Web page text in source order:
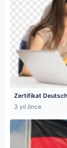
Zertifikat Deutsch
3 yıl önce